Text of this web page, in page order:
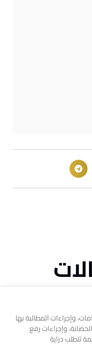
وإجراءات المطالبة بها
وإجراءات رفع
تتطلب دراية